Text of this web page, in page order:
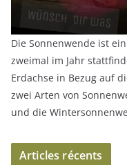
Die Sonnenwende ist
zweimal im Jahr
Erdachse in Bezug auf
zwei Arten von
und die
Articles récents